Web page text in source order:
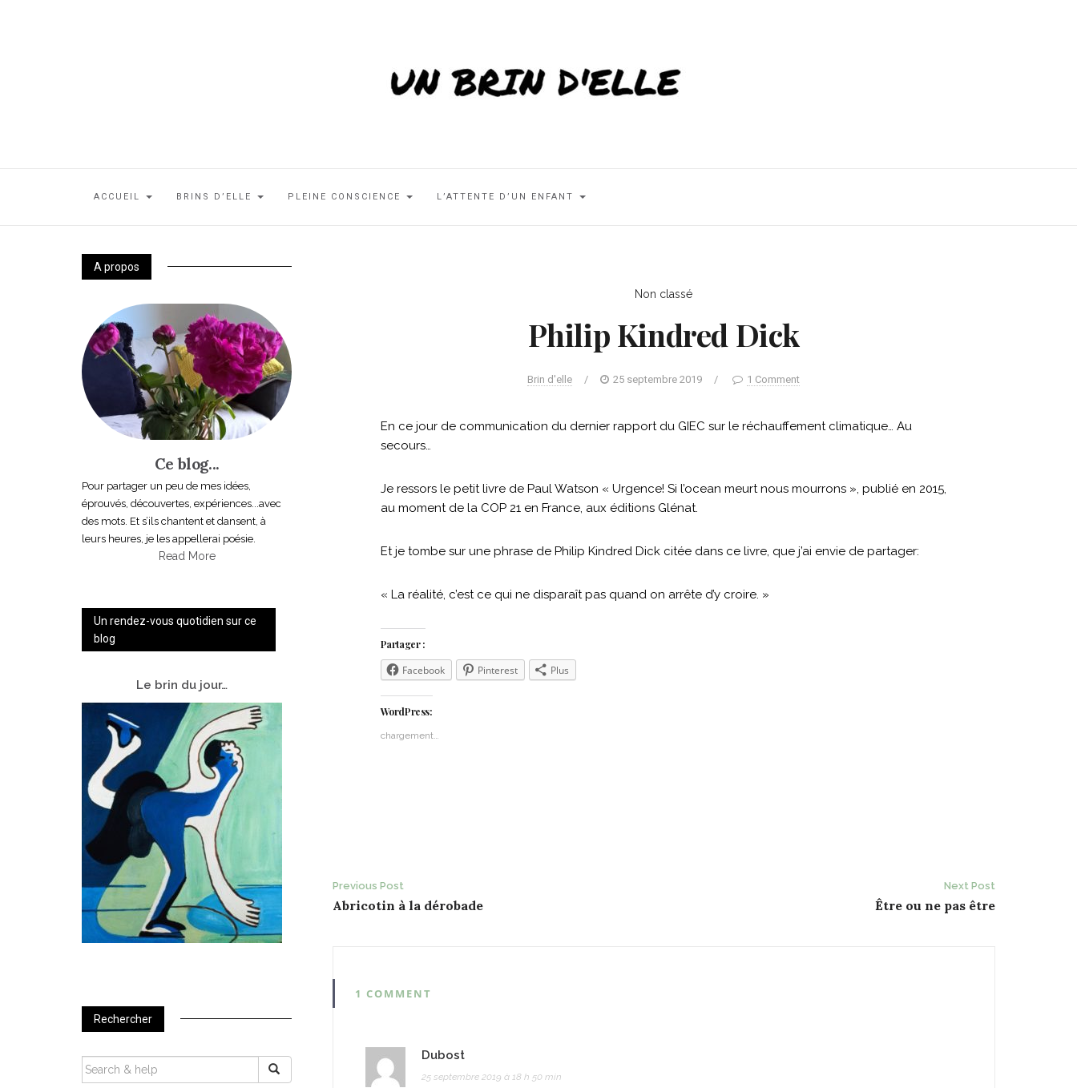
ACCUEIL BRINS D’ELLE PLEINE CONSCIENCE L’ATTENTE D’UN ENFANT
Non classé
Philip Kindred Dick
Brin d'elle / 25 septembre 2019 / 1 Comment
En ce jour de communication du dernier rapport du GIEC sur le réchauffement climatique… Au
secours…
Je ressors le petit livre de Paul Watson « Urgence! Si l’ocean meurt nous mourrons », publié en 2015,
au moment de la COP 21 en France, aux éditions Glénat.
Et je tombe sur une phrase de Philip Kindred Dick citée dans ce livre, que j’ai envie de partager:
« La réalité, c’est ce qui ne disparaît pas quand on arrête d’y croire. »
Partager :
Facebook Pinterest Plus
WordPress:
chargement…
Post
Previous Post
Abricotin à la dérobade
Next Post
Être ou ne pas être
1 COMMENT
Dubost
25 septembre 2019 à 18 h 50 min
A propos
Ce blog...
Pour partager un peu de mes idées,
éprouvés, découvertes, expériences...avec
des mots. Et s’ils chantent et dansent, à
leurs heures, je les appellerai poésie.
Read More
Un rendez-vous quotidien sur ce
blog
Le brin du jour…
Rechercher
SEARCH
FOR: